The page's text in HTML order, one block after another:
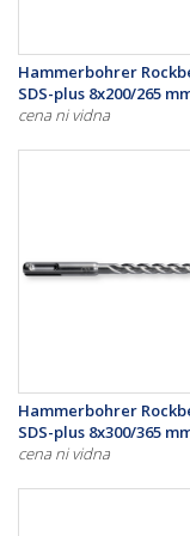
Hammerbohrer
SDS-plus 8x200/265
cena ni vidna
Hammerbohrer
SDS-plus 8x300/365
cena ni vidna